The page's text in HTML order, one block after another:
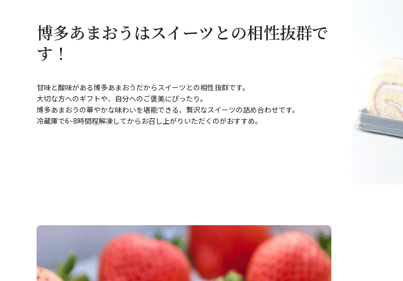
博多あまおうはスイーツとの相性抜群で
す！
甘味と酸味がある博多あまおうだからスイーツとの相性抜群です。
大切な方へのギフトや、自分へのご褒美にぴったり。
博多あまおうの華やかな味わいを堪能できる、贅沢なスイーツの詰め合わせです。
冷蔵庫で6~8時間程解凍してからお召し上がりいただくのがおすすめ。